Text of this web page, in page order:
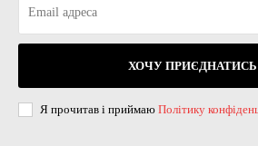
ХОЧУ ПРИЄДНАТИСЬ
Я прочитав і приймаю Політику